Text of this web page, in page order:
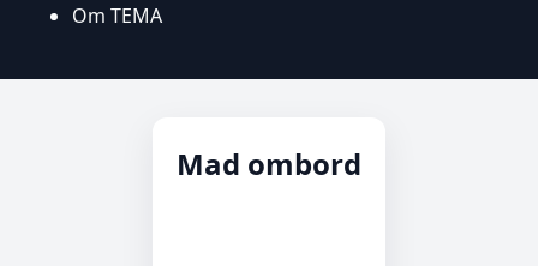
Om TEMA
Mad ombord